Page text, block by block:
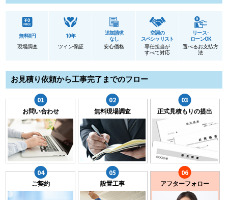
無料0円
現場調査
10年
ツイン保証
追加請求
なし
安心価格
空調の
スペシャリスト
専任担当が
すべて対応
リース･
ローンOK
選べるお支払方
法
お見積り依頼から工事完了までのフロー
お問い合わせ 無料現場調査 正式見積もりの提出
ご契約 設置工事 アフターフォロー